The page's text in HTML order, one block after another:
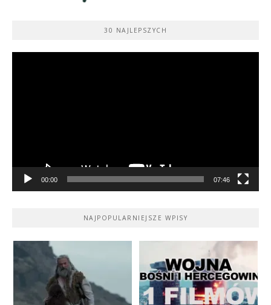
30 NAJLEPSZYCH
00:00 07:46
NAJPOPULARNIEJSZE WPISY